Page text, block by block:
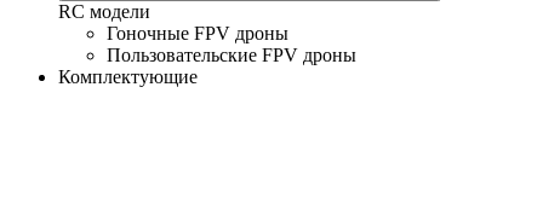
RC модели
Гоночные FPV дроны
Пользовательские FPV дроны
Комплектующие